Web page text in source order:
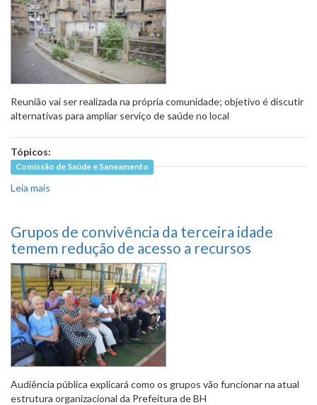
Reunião vai ser realizada na própria comunidade; objetivo é discutir
alternativas para ampliar serviço de saúde no local
Tópicos:
Comissão de Saúde e Saneamento
Leia mais
Grupos de convivência da terceira idade
temem redução de acesso a recursos
Audiência pública explicará como os grupos vão funcionar na atual
estrutura organizacional da Prefeitura de BH